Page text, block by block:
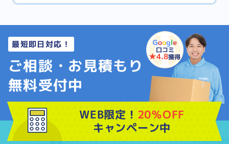
最短即日対応！
ご相談・お見積もり
無料受付中
口コミ
★4.8獲得
WEB限定！ 20％OFF
キャンペーン中